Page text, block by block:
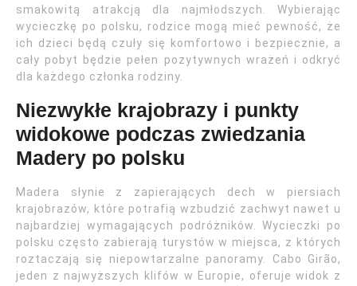
smakowitą atrakcją dla najmłodszych. Wybierając
wycieczkę po polsku, rodzice mogą mieć pewność, że
ich dzieci będą czuły się komfortowo i bezpiecznie, a
cały pobyt będzie pełen pozytywnych wrażeń i odkryć
dla każdego członka rodziny.
Niezwykłe krajobrazy i punkty
widokowe podczas zwiedzania
Madery po polsku
Madera słynie z zapierających dech w piersiach
krajobrazów, które potrafią wzbudzić zachwyt nawet u
najbardziej wymagających podróżników. Wycieczki po
polsku często zabierają turystów w miejsca, z których
roztaczają się niepowtarzalne panoramy. Cabo Girão,
jeden z najwyższych klifów w Europie, oferuje widok z